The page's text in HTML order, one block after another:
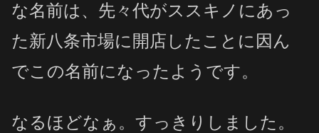
な名前は、先々代がススキノにあっ
た新八条市場に開店したことに因ん
でこの名前になったようです。
なるほどなぁ。すっきりしました。